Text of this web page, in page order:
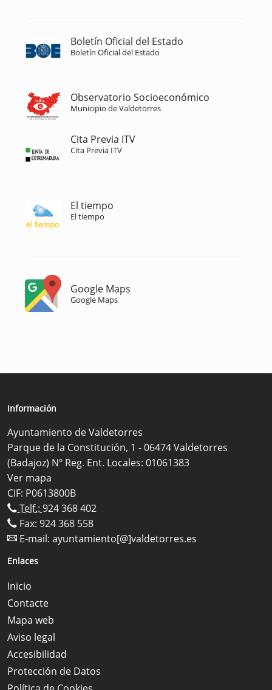
Boletín Oficial del Estado
Boletín Oficial del Estado
Observatorio Socioeconómico
Municipio de Valdetorres
Cita Previa ITV
Cita Previa ITV
El tiempo
El tiempo
Google Maps
Google Maps
Información
Ayuntamiento de Valdetorres
Parque de la Constitución, 1 - 06474 Valdetorres
(Badajoz) Nº Reg. Ent. Locales: 01061383
Ver mapa
CIF: P0613800B
Telf.: 924 368 402
Fax: 924 368 558
E-mail: ayuntamiento[@]valdetorres.es
Enlaces
Inicio
Contacte
Mapa web
Aviso legal
Accesibilidad
Protección de Datos